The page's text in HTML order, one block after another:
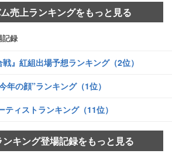
売上ランキングをもっと見る
記録
』紅組出場予想ランキング（2位）
年の顔”ランキング（1位）
ィストランキング（11位）
キング登場記録をもっと見る